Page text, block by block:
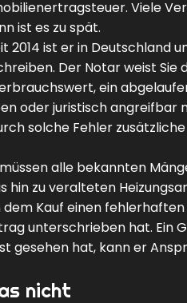
Viele
ist es zu spät.
2014 ist er in Deutschland
Der Notar weist
ein
oder juristisch angreifbar
solche Fehler zusätzliche
müssen alle bekannten
zu veralteten
Kauf einen
unterschrieben hat. Ein
gesehen hat, kann er
nicht